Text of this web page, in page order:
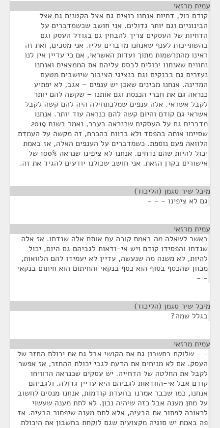
עמית מרזאי
קודם כול, דחיות אנחנו רואים גם אצל הקטנים גם אצל
הבינוניים וגם יותר גדולים. אני חושב שכשמדברים על
הדחיות של העסקים צריך להבחין גם בגודל העסק וגם
בהשתייכות לענף שאנחנו מדברים עליו. אני מסכים, ואת זה
ראינו מהתרשמות מתוך ועדות האשראי, אם כי עדיין אין לנו
נתונים שאנחנו יכולים לבסס עליהם את הממצאים ואנחנו
נעזרים גם בבנקים וגם בנציגי הציבור שיושבים מטעם
המדינה. אנחנו מבינים שאכן יש ענפים – אגב, לא יפתיע
כנראה גם את חברי הכנסת וגם אותנו – שקשה להם יותר
לקבל אשראי. אלה ענפים שמלכתחילה היה להם קשה לקבל
אשראי גם קודם והיום קשה להם כנראה עוד יותר. אנחנו
מדברים גם על העסקים שכנראה בעבר, נאמר בשנת 2019
שסיימו אותה בהפסד ולא ברווח בהכרח, זה מקשה על העמדת
הלוואה פעם נוספת. כשמדברים על הענפים האלה, אז באמת
יכול להיות שהם נדחים. אנחנו לא ציפינו שנראה 100% של
אישורים בקרן הזאת. אני חושב שכולנו יודעים להגיד את זה.
מיכל שיר סגמן (הליכוד)
גם לא ציפינו - - -
עמית מרזאי
באשר לשאלה מה באמת קורה עם אותם אלה שנדחו. אז אלה
שנדחו והפסידו קודם ויש אי-ודאות לגביהם גם היום, יכול
להיות, לא משנה מה שנעשה, עדיין לא יעמידו להם הלוואות,
מכוון שהכסף בסוף הוא כסף בנקאי והחיתום הוא חיתום בנקאי
- -
מיכל שיר סגמן (הליכוד)
בגלל שמה?
עמית מרזאי
- - שלוקח בחשבון גם את הקושי אבל גם את יכולת החזר של
העסק. אם לא מניחים את הדעת לגבי יכולת ההחזר, אז אפשר
לקבל את החלטה של הדחייה. יש עסקים שכנראה הרוויחו
קודם אבל אי-הוודאות לגביהם היא עדיין גדולה. ולגביהם
אנחנו, כמו שכבר אמרנו בוועדת קודמות, אנחנו מנסים לחשוב
על מתן מענה אבל כזה שיהיה נכון. לא לתת מענה שעשוי
לכאורה לפתור את הבעיה, אלא לתת מענה שיפתור הבעיה. אז
פה באמת יש סוגיה מקצועית שגם לוקחת בחשבון את היכולת